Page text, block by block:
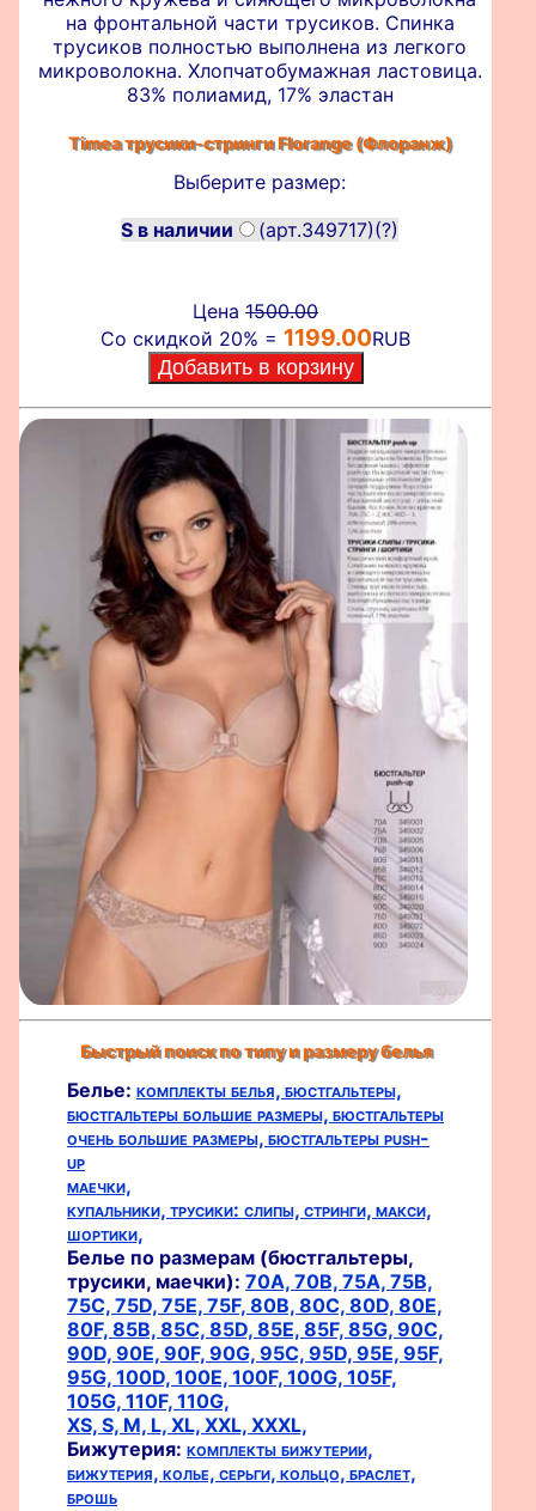
на фронтальной части трусиков. Спинка
трусиков полностью выполнена из легкого
микроволокна. Хлопчатобумажная ластовица.
83% полиамид, 17% эластан
Timea трусики-стрингиFlorange (Флоранж)
Выберите размер:
S в наличии
(арт.349717)(?)
Цена1500.00
Со скидкой 20% = 1199.00RUB
Быстрый поиск по типу и размеру белья
Белье: комплекты белья, бюстгальтеры,
бюстгальтеры большие размеры, бюстгальтеры
очень большие размеры, бюстгальтеры push-
up
маечки,
купальники, трусики: слипы, стринги, макси,
шортики,
Белье по размерам (бюстгальтеры,
трусики, маечки): 70A, 70B, 75A, 75B,
75C, 75D, 75E, 75F, 80B, 80C, 80D, 80E,
80F, 85B, 85C, 85D, 85E, 85F, 85G, 90C,
90D, 90E, 90F, 90G, 95C, 95D, 95E, 95F,
95G, 100D, 100E, 100F, 100G, 105F,
105G, 110F, 110G,
XS, S, M, L, XL, XXL, XXXL,
Бижутерия: комплекты бижутерии,
бижутерия, колье, серьги, кольцо, браслет,
брошь